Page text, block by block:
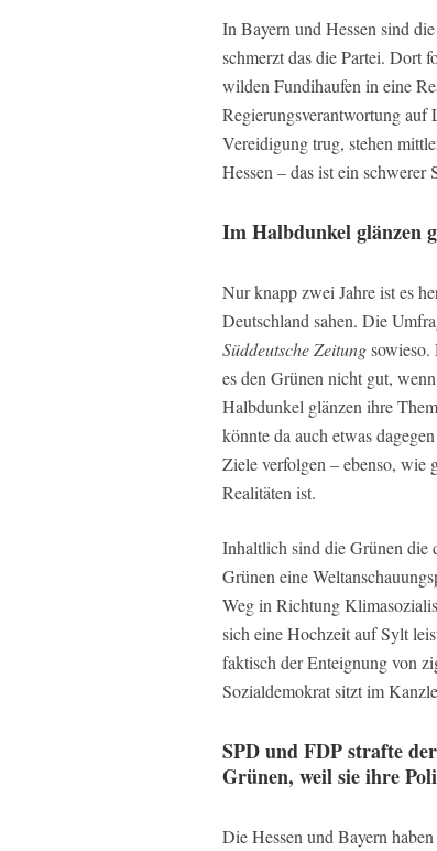
In Bayern und Hessen sind
schmerzt das die Partei. Dort
wilden Fundihaufen in eine
Regierungsverantwortung auf
Vereidigung trug, stehen
Hessen – das ist ein schwerer
Im Halbdunkel glänzen
Nur knapp zwei Jahre ist es
Deutschland sahen. Die
Süddeutsche Zeitung
es den Grünen nicht gut,
Halbdunkel glänzen ihre
könnte da auch etwas
Ziele verfolgen – ebenso, wie
Realitäten ist.
Inhaltlich sind die Grünen die
Grünen eine
Weg in Richtung
sich eine Hochzeit auf Sylt
faktisch der Enteignung von
Sozialdemokrat sitzt im
SPD und FDP strafte
Grünen, weil sie ihre
Die Hessen und Bayern